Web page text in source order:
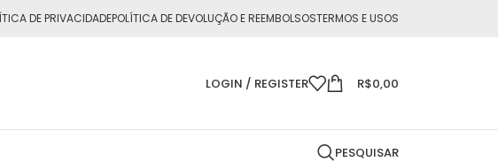
DE PRIVACIDADEPOLÍTICA DE DEVOLUÇÃO E REEMBOLSOSTERMOS E USOS
LOGIN / REGISTER R$0,00
PESQUISAR